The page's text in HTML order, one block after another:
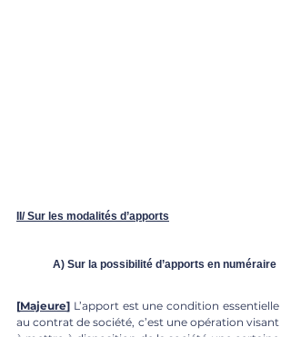
II/ Sur les modalités d’apports
A) Sur la possibilité d’apports en numéraire
[Majeure] L’apport est une condition essentielle
au contrat de société, c’est une opération visant